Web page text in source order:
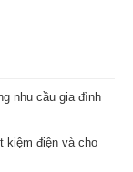
nhu cầu gia đình
kiệm điện và cho